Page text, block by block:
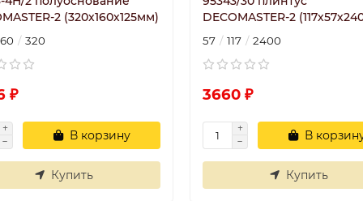
2 (320х160х125мм)
320
₽
В корзину
Купить
DECOMASTER-2
57 117 2400
3660 ₽
В
Купить